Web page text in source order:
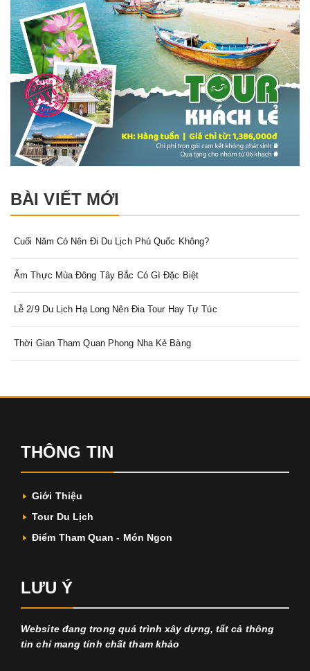
BÀI VIẾT MỚI
Cuối Năm Có Nên Đi Du Lịch Phú Quốc Không?
Ẩm Thực Mùa Đông Tây Bắc Có Gì Đặc Biệt
Lễ 2/9 Du Lịch Hạ Long Nên Đia Tour Hay Tự Túc
Thời Gian Tham Quan Phong Nha Kẻ Bàng
THÔNG TIN
Giới Thiệu
Tour Du Lịch
Điểm Tham Quan - Món Ngon
LƯU Ý
Website đang trong quá trình xây dựng, tất cả thông
tin chỉ mang tính chất tham khảo